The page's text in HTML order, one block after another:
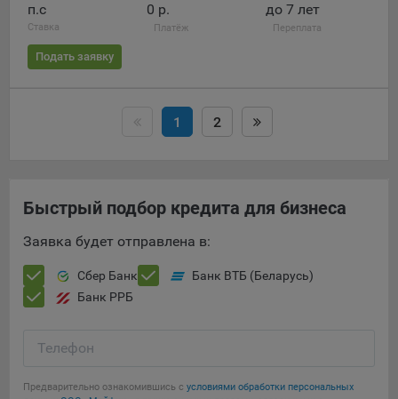
п.c
Ставка
0 р.
Платёж
до 7 лет
Переплата
Подать заявку
1 2
Быстрый подбор кредита для бизнеса
Заявка будет отправлена в:
Сбер Банк
Банк ВТБ (Беларусь)
Банк РРБ
Телефон
Предварительно ознакомившись с условиями обработки персональных